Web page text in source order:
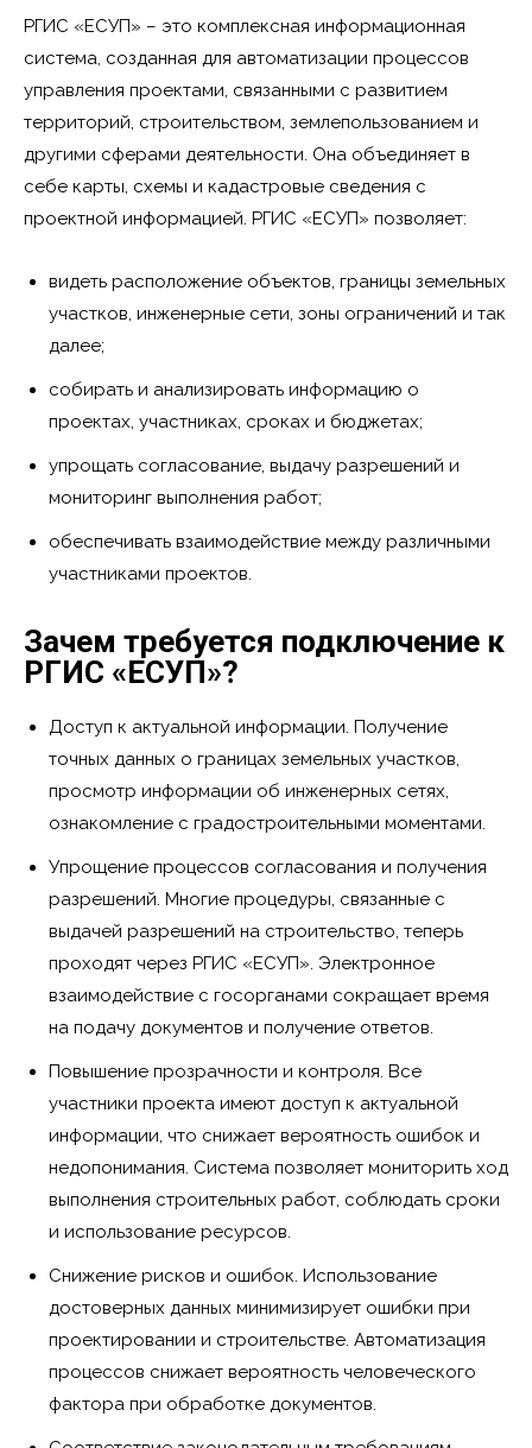
РГИС «ЕСУП» – это комплексная информационная
система, созданная для автоматизации процессов
управления проектами, связанными с развитием
территорий, строительством, землепользованием и
другими сферами деятельности. Она объединяет в
себе карты, схемы и кадастровые сведения с
проектной информацией. РГИС «ЕСУП» позволяет:
видеть расположение объектов, границы земельных
участков, инженерные сети, зоны ограничений и так
далее;
собирать и анализировать информацию о
проектах, участниках, сроках и бюджетах;
упрощать согласование, выдачу разрешений и
мониторинг выполнения работ;
обеспечивать взаимодействие между различными
участниками проектов.
Зачем требуется подключение к
РГИС «ЕСУП»?
Доступ к актуальной информации. Получение
точных данных о границах земельных участков,
просмотр информации об инженерных сетях,
ознакомление с градостроительными моментами.
Упрощение процессов согласования и получения
разрешений. Многие процедуры, связанные с
выдачей разрешений на строительство, теперь
проходят через РГИС «ЕСУП». Электронное
взаимодействие с госорганами сокращает время
на подачу документов и получение ответов.
Повышение прозрачности и контроля. Все
участники проекта имеют доступ к актуальной
информации, что снижает вероятность ошибок и
недопонимания. Система позволяет мониторить ход
выполнения строительных работ, соблюдать сроки
и использование ресурсов.
Снижение рисков и ошибок. Использование
достоверных данных минимизирует ошибки при
проектировании и строительстве. Автоматизация
процессов снижает вероятность человеческого
фактора при обработке документов.